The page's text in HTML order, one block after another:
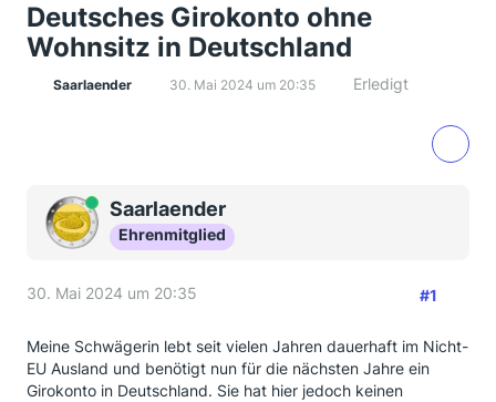
Deutsches Girokonto ohne
Wohnsitz in Deutschland
Saarlaender 30. Mai 2024 um 20:35 Erledigt
OnlineSaarlaender
Ehrenmitglied
30. Mai 2024 um 20:35 #1
Meine Schwägerin lebt seit vielen Jahren dauerhaft im Nicht-
EU Ausland und benötigt nun für die nächsten Jahre ein
Girokonto in Deutschland. Sie hat hier jedoch keinen